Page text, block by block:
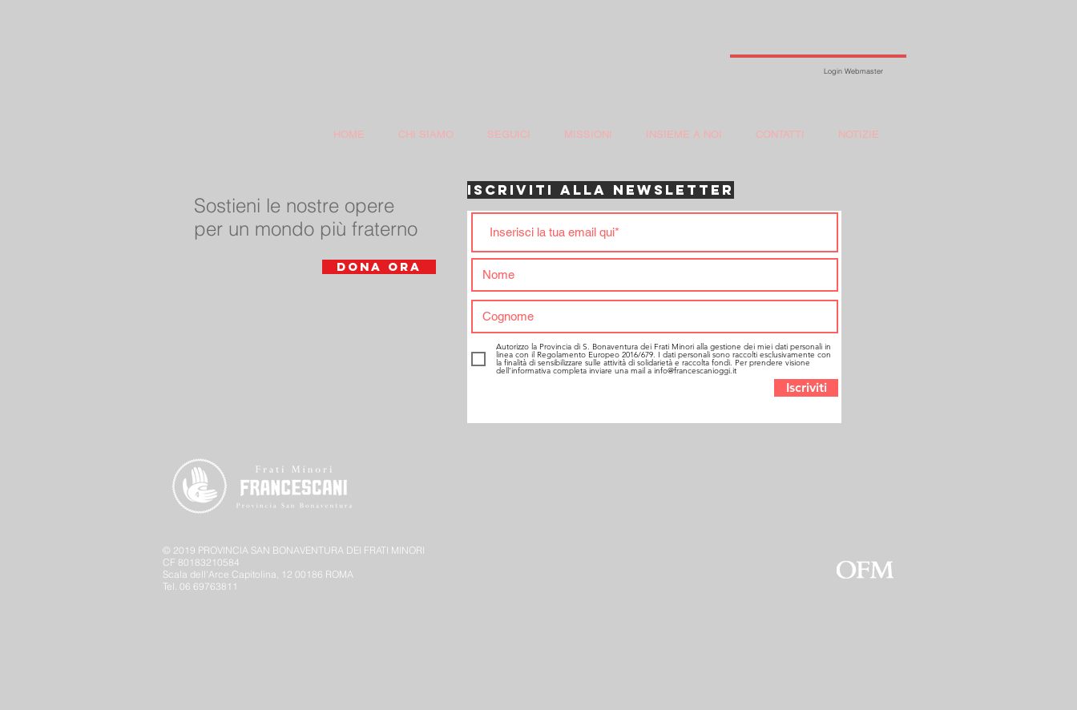
Login Webmaster
HOME CHI SIAMO SEGUICI MISSIONI INSIEME A NOI CONTATTI NOTIZIE
ISCRIVITI ALLA NEWSLETTER
Autorizzo la Provincia di S. Bonaventura dei Frati Minori alla gestione dei miei dati personali in
linea con il Regolamento Europeo 2016/679. I dati personali sono raccolti esclusivamente con
la finalità di sensibilizzare sulle attività di solidarietà e raccolta fondi. Per prendere visione
dell’informativa completa inviare una mail a info@francescanioggi.it
Iscriviti
DONA ORA
Sostieni le nostre opere
per un mondo più fraterno
© 2019 PROVINCIA SAN BONAVENTURA DEI FRATI MINORI
CF 80183210584
Scala dell'Arce Capitolina, 12 00186 ROMA
Tel. 06 69763811